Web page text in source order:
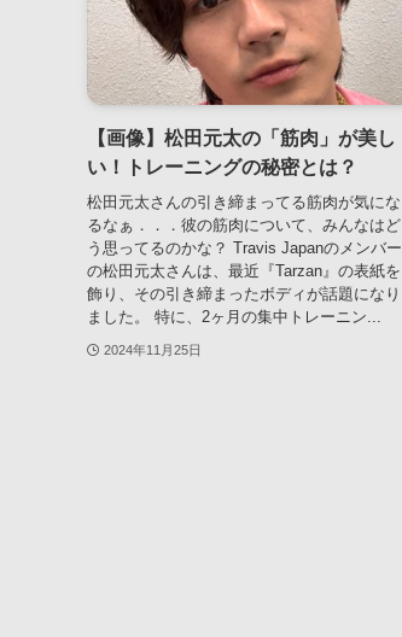
【画像】松田元太の「筋肉」が美し
い！トレーニングの秘密とは？
松田元太さんの引き締まってる筋肉が気にな
るなぁ．．．彼の筋肉について、みんなはど
う思ってるのかな？ Travis Japanのメンバー
の松田元太さんは、最近『Tarzan』の表紙を
飾り、その引き締まったボディが話題になり
ました。 特に、2ヶ月の集中トレーニン...
2024年11月25日